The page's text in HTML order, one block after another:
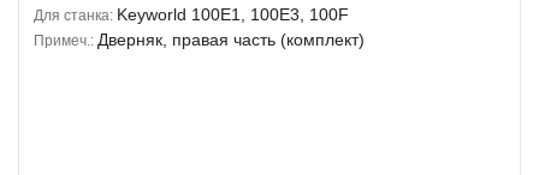
Для станка: Keyworld 100E1, 100E3, 100F
Примеч.: Дверняк, правая часть (комплект)